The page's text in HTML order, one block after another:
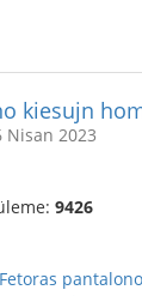
kiesujn
Nisan 2023
9426
Fetoras